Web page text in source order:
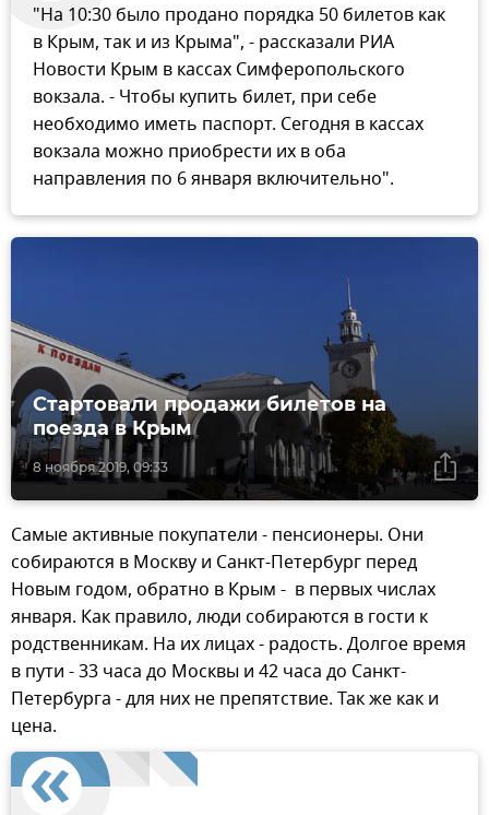
"На 10:30 было продано порядка 50 билетов как
в Крым, так и из Крыма", - рассказали РИА
Новости Крым в кассах Симферопольского
вокзала. - Чтобы купить билет, при себе
необходимо иметь паспорт. Сегодня в кассах
вокзала можно приобрести их в оба
направления по 6 января включительно".
8 ноября 2019, 09:33
Стартовали продажи билетов на
поезда в Крым
Самые активные покупатели - пенсионеры. Они
собираются в Москву и Санкт-Петербург перед
Новым годом, обратно в Крым - в первых числах
января. Как правило, люди собираются в гости к
родственникам. На их лицах - радость. Долгое время
в пути - 33 часа до Москвы и 42 часа до Санкт-
Петербурга - для них не препятствие. Так же как и
цена.